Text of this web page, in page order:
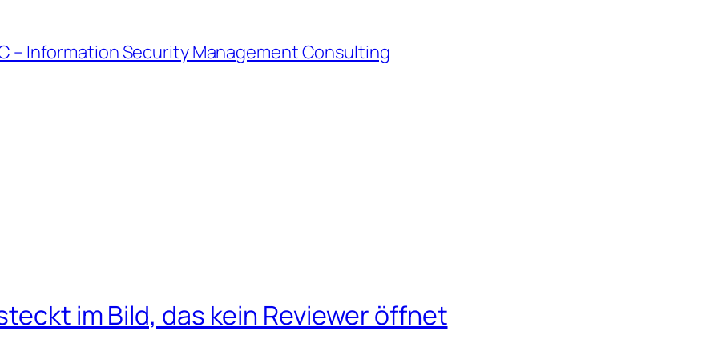
– Information Security Management Consulting
im Bild, das kein Reviewer öffnet